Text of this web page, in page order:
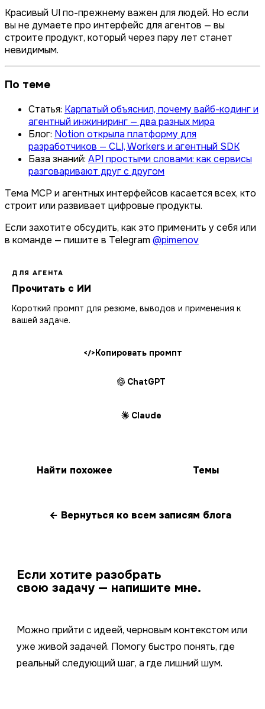
Красивый UI по-прежнему важен для людей. Но если
вы не думаете про интерфейс для агентов — вы
строите продукт, который через пару лет станет
невидимым.
По теме
Статья: Карпатый объяснил, почему вайб-кодинг и
агентный инжиниринг — два разных мира
Блог: Notion открыла платформу для
разработчиков — CLI, Workers и агентный SDK
База знаний: API простыми словами: как сервисы
разговаривают друг с другом
Тема MCP и агентных интерфейсов касается всех, кто
строит или развивает цифровые продукты.
Если захотите обсудить, как это применить у себя или
в команде — пишите в Telegram @pimenov
ДЛЯ АГЕНТА
Прочитать с ИИ
Короткий промпт для резюме, выводов и применения к
вашей задаче.
</> Копировать промпт
ChatGPT
Claude
Найти похожее Темы
← Вернуться ко всем записям блога
Если хотите разобрать
свою задачу — напишите мне.
Можно прийти с идеей, черновым контекстом или
уже живой задачей. Помогу быстро понять, где
реальный следующий шаг, а где лишний шум.